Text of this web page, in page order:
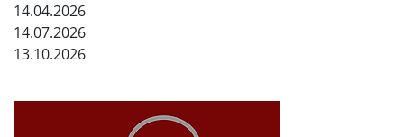
14.04.2026
14.07.2026
13.10.2026